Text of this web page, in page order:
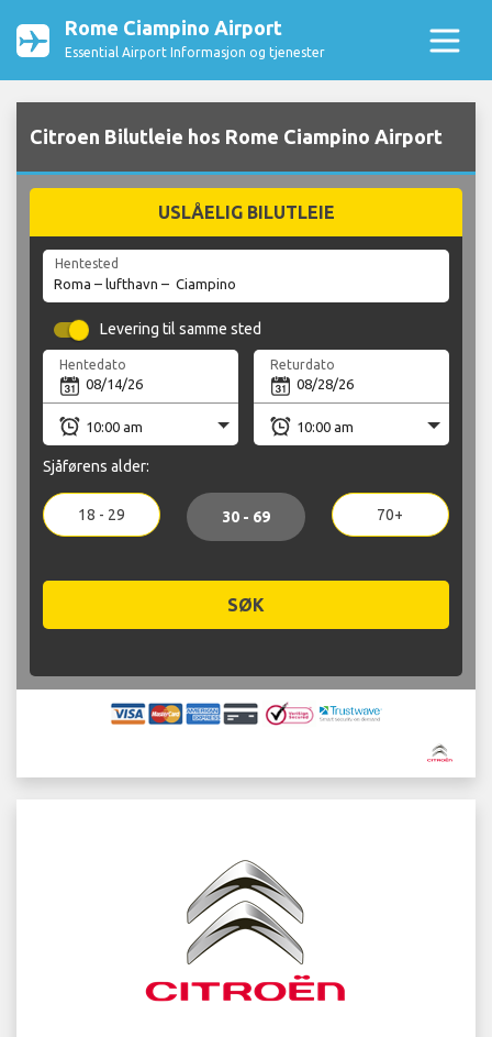
Rome Ciampino Airport
Essential Airport Informasjon og tjenester
Citroen Bilutleie hos Rome Ciampino Airport
USLÅELIG BILUTLEIE
Hentested
Levering til samme sted
Hentedato Returdato
Sjåførens alder:
18 - 29 30 - 69 70+
SØK